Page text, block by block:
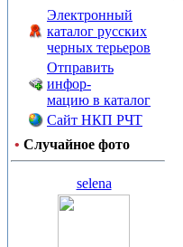
Электронный
каталог русских
черных терьеров
Отправить
инфор-
мацию в каталог
Сайт НКП РЧТ
• Случайное фото
selena